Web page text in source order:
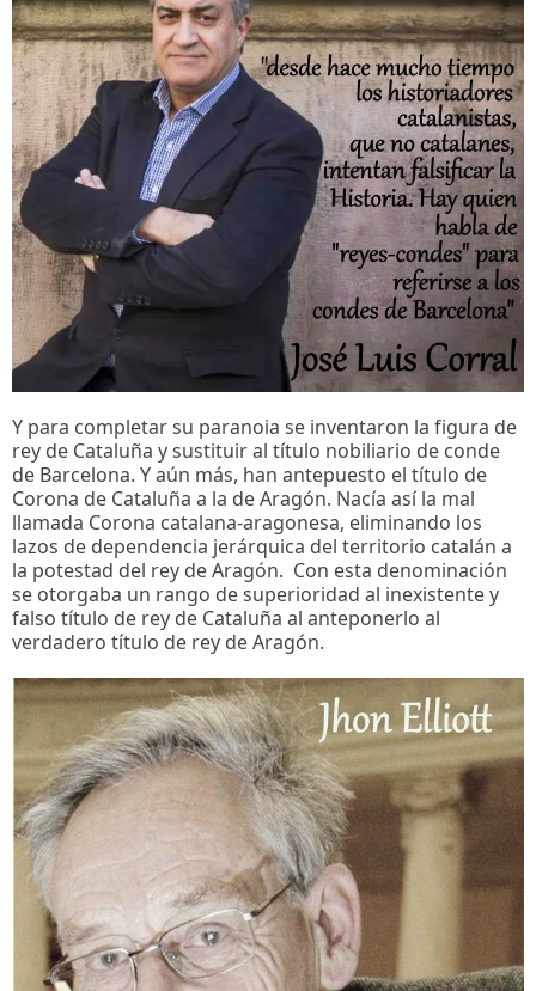
Y para completar su paranoia se inventaron la figura de
rey de Cataluña y sustituir al título nobiliario de conde
de Barcelona. Y aún más, han antepuesto el título de
Corona de Cataluña a la de Aragón. Nacía así la mal
llamada Corona catalana-aragonesa, eliminando los
lazos de dependencia jerárquica del territorio catalán a
la potestad del rey de Aragón. Con esta denominación
se otorgaba un rango de superioridad al inexistente y
falso título de rey de Cataluña al anteponerlo al
verdadero título de rey de Aragón.